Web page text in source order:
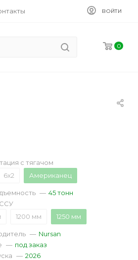
ВОЙТИ
0
с тягачом
6x2 Американец
— 45 тонн
1200 мм 1250 мм
— Nursan
— под заказ
— 2026